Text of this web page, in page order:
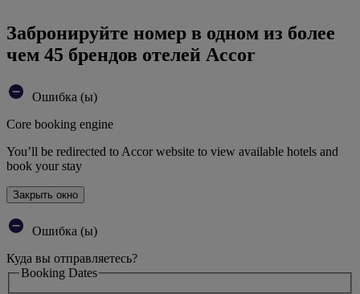
Забронируйте номер в одном из более
чем 45 брендов отелей Accor
Ошибка (ы)
Core booking engine
You’ll be redirected to Accor website to view available hotels and
book your stay
Закрыть окно
Ошибка (ы)
Куда вы отправляетесь?
Booking Dates